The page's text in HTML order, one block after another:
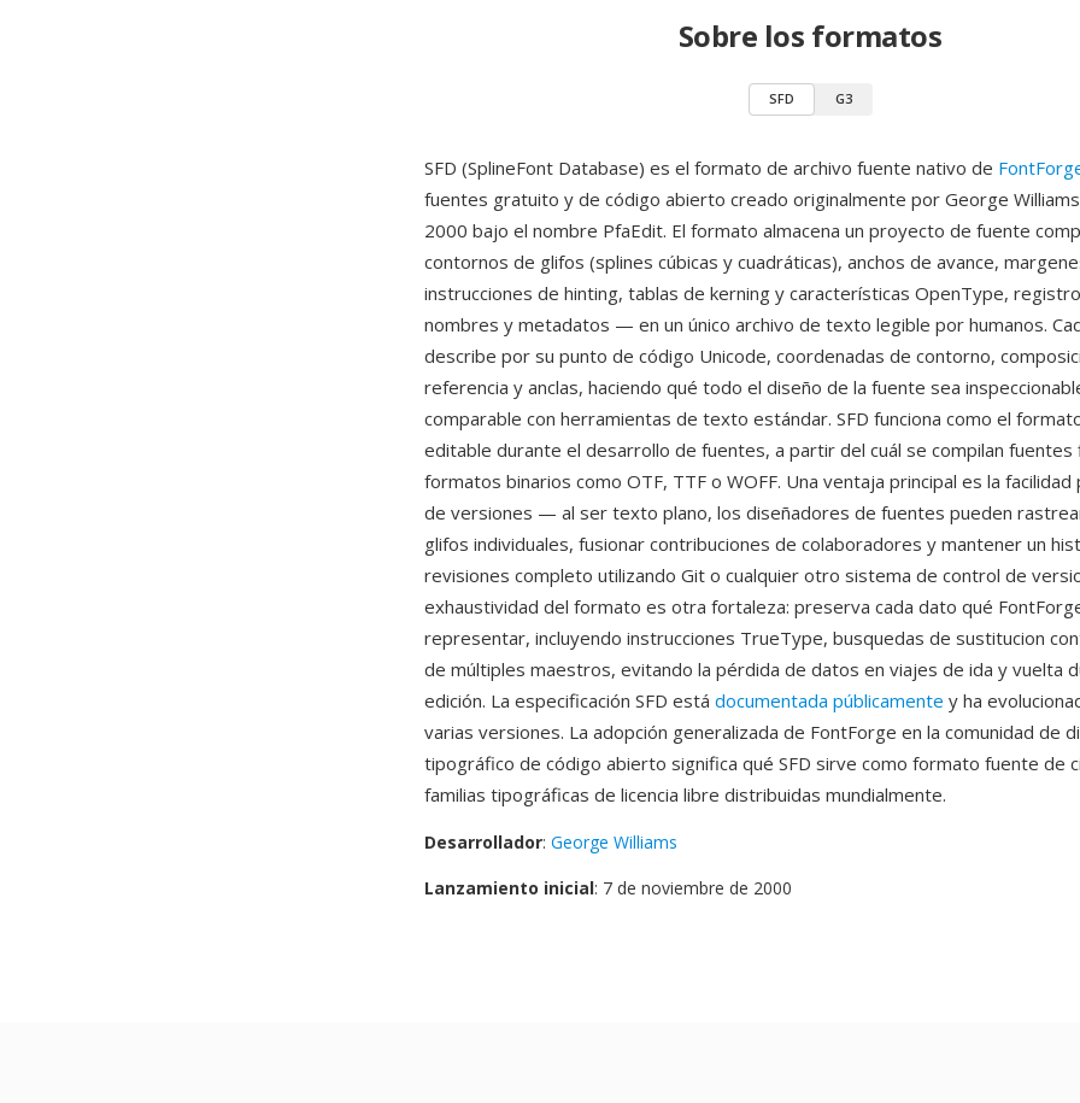
Sobre los formatos
SFD G3
SFD (SplineFont Database) es el formato de archivo fuente nativo de
fuentes gratuito y de código abierto creado originalmente por George
2000 bajo el nombre PfaEdit. El formato almacena un proyecto de fuente
contornos de glifos (splines cúbicas y cuadráticas), anchos de avance,
instrucciones de hinting, tablas de kerning y características OpenType,
nombres y metadatos — en un único archivo de texto legible por humanos.
describe por su punto de código Unicode, coordenadas de contorno,
referencia y anclas, haciendo qué todo el diseño de la fuente sea
comparable con herramientas de texto estándar. SFD funciona como el
editable durante el desarrollo de fuentes, a partir del cuál se compilan fuentes
formatos binarios como OTF, TTF o WOFF. Una ventaja principal es la
de versiones — al ser texto plano, los diseñadores de fuentes pueden
glifos individuales, fusionar contribuciones de colaboradores y mantener un
revisiones completo utilizando Git o cualquier otro sistema de control de
exhaustividad del formato es otra fortaleza: preserva cada dato qué
representar, incluyendo instrucciones TrueType, busquedas de sustitucion
de múltiples maestros, evitando la pérdida de datos en viajes de ida y vuelta
edición. La especificación SFD está documentada públicamente y ha
varias versiones. La adopción generalizada de FontForge en la comunidad de
tipográfico de código abierto significa qué SFD sirve como formato fuente de
familias tipográficas de licencia libre distribuidas mundialmente.
Desarrollador: George Williams
Lanzamiento inicial: 7 de noviembre de 2000